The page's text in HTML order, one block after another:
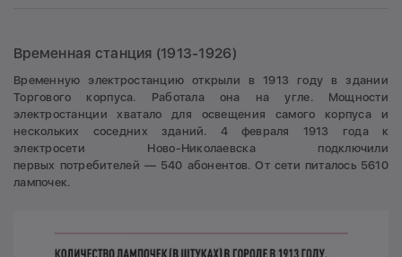
Временная станция (1913-1926)
Временную электростанцию открыли в 1913 году в здании
Торгового корпуса. Работала она на угле. Мощности
электростанции хватало для освещения самого корпуса и
нескольких соседних зданий. 4 февраля 1913 года к
электросети Ново-Николаевска подключили
первых потребителей — 540 абонентов. От сети питалось 5610
лампочек.